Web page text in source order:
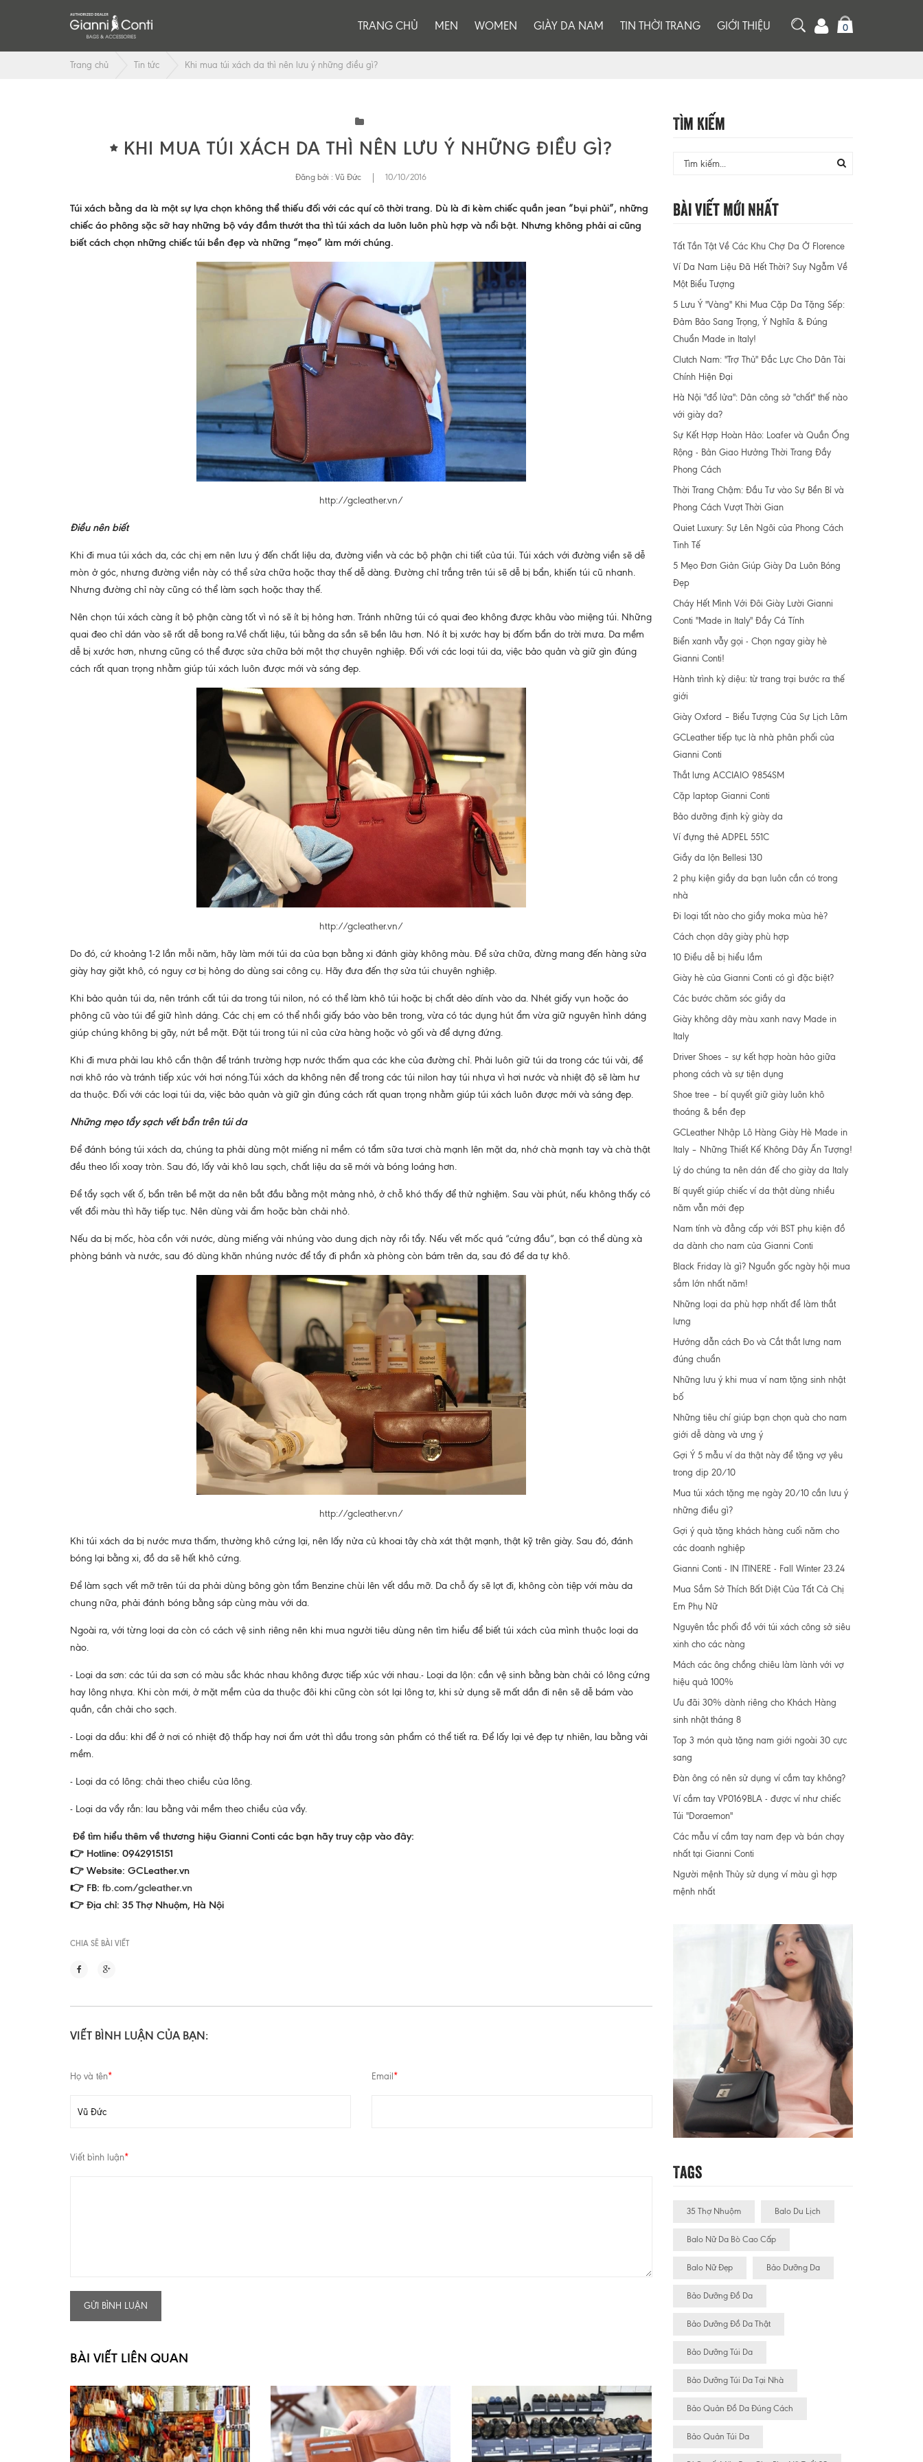
TRANG CHỦ MEN WOMEN GIÀY DA NAM TIN THỜI TRANG GIỚI THIỆU 0
Trang chủ Tin tức Khi mua túi xách da thì nên lưu ý những điều gì?
KHI MUA TÚI XÁCH DA THÌ NÊN LƯU Ý NHỮNG ĐIỀU GÌ?
Đăng bởi :Vũ Đức 10/10/2016
Túi xách bằng da là một sự lựa chọn không thể thiếu đối với các quí cô thời trang. Dù là đi kèm chiếc quần jean “bụi phủi”, những
chiếc áo phông sặc sỡ hay những bộ váy đầm thướt tha thì túi xách da luôn luôn phù hợp và nổi bật. Nhưng không phải ai cũng
biết cách chọn những chiếc túi bền đẹp và những “mẹo” làm mới chúng.
http://gcleather.vn/
Điều nên biết
Khi đi mua túi xách da, các chị em nên lưu ý đến chất liệu da, đường viền và các bộ phận chi tiết của túi. Túi xách với đường viền sẽ dễ
mòn ở góc, nhưng đường viền này có thể sửa chữa hoặc thay thế dễ dàng. Đường chỉ trắng trên túi sẽ dễ bị bẩn, khiến túi cũ nhanh.
Nhưng đường chỉ này cũng có thể làm sạch hoặc thay thế.
Nên chọn túi xách càng ít bộ phận càng tốt vì nó sẽ ít bị hỏng hơn. Tránh những túi có quai đeo không được khâu vào miệng túi. Những
quai đeo chỉ dán vào sẽ rất dễ bong ra.Về chất liệu, túi bằng da sần sẽ bền lâu hơn. Nó ít bị xước hay bị đốm bẩn do trời mưa. Da mềm
dễ bị xước hơn, nhưng cũng có thể được sửa chữa bởi một thợ chuyên nghiệp. Đối với các loại túi da, việc bảo quản và giữ gìn đúng
cách rất quan trọng nhằm giúp túi xách luôn được mới và sáng đẹp.
http://gcleather.vn/
Do đó, cứ khoảng 1-2 lần mỗi năm, hãy làm mới túi da của bạn bằng xi đánh giày không màu. Để sửa chữa, đừng mang đến hàng sửa
giày hay giặt khô, có nguy cơ bị hỏng do dùng sai công cụ. Hãy đưa đến thợ sửa túi chuyên nghiệp.
Khi bảo quản túi da, nên tránh cất túi da trong túi nilon, nó có thể làm khô túi hoặc bị chất dẻo dính vào da. Nhét giấy vụn hoặc áo
phông cũ vào túi để giữ hình dáng. Các chị em có thể nhồi giấy báo vào bên trong, vừa có tác dụng hút ẩm vừa giữ nguyên hình dáng
giúp chúng không bị gãy, nứt bề mặt. Đặt túi trong túi nỉ của cửa hàng hoặc vỏ gối và để dựng đứng.
Khi đi mưa phải lau khô cẩn thận để tránh trường hợp nước thấm qua các khe của đường chỉ. Phải luôn giữ túi da trong các túi vải, để
nơi khô ráo và tránh tiếp xúc với hơi nóng.Túi xách da không nên để trong các túi nilon hay túi nhựa vì hơi nước và nhiệt độ sẽ làm hư
da thuộc. Đối với các loại túi da, việc bảo quản và giữ gìn đúng cách rất quan trọng nhằm giúp túi xách luôn được mới và sáng đẹp.
Những mẹo tẩy sạch vết bẩn trên túi da
Để đánh bóng túi xách da, chúng ta phải dùng một miếng nỉ mềm có tẩm sữa tươi chà mạnh lên mặt da, nhớ chà mạnh tay và chà thật
đều theo lối xoay tròn. Sau đó, lấy vải khô lau sạch, chất liệu da sẽ mới và bóng loáng hơn.
Để tẩy sạch vết ố, bẩn trên bề mặt da nên bắt đầu bằng một mảng nhỏ, ở chỗ khó thấy để thử nghiệm. Sau vài phút, nếu không thấy có
vết đổi màu thì hãy tiếp tục. Nên dùng vải ẩm hoặc bàn chải nhỏ.
Nếu da bị mốc, hòa cồn với nước, dùng miếng vải nhúng vào dung dịch này rồi tẩy. Nếu vết mốc quá “cứng đầu”, bạn có thể dùng xà
phòng bánh và nước, sau đó dùng khăn nhúng nước để tẩy đi phần xà phòng còn bám trên da, sau đó để da tự khô.
http://gcleather.vn/
Khi túi xách da bị nước mưa thấm, thường khô cứng lại, nên lấy nửa củ khoai tây chà xát thật mạnh, thật kỹ trên giày. Sau đó, đánh
bóng lại bằng xi, đồ da sẽ hết khô cứng.
Để làm sạch vết mỡ trên túi da phải dùng bông gòn tẩm Benzine chùi lên vết dầu mỡ. Da chỗ ấy sẽ lợt đi, không còn tiệp với màu da
chung nữa, phải đánh bóng bằng sáp cùng màu với da.
Ngoài ra, với từng loại da còn có cách vệ sinh riêng nên khi mua người tiêu dùng nên tìm hiểu để biết túi xách của mình thuộc loại da
nào.
- Loại da sơn: các túi da sơn có màu sắc khác nhau không được tiếp xúc với nhau.- Loại da lộn: cần vệ sinh bằng bàn chải có lông cứng
hay lông nhựa. Khi còn mới, ở mặt mềm của da thuộc đôi khi cũng còn sót lại lông tơ, khi sử dụng sẽ mất dần đi nên sẽ dễ bám vào
quần, cần chải cho sạch.
- Loại da dầu: khi để ở nơi có nhiệt độ thấp hay nơi ẩm ướt thì dầu trong sản phẩm có thể tiết ra. Để lấy lại vẻ đẹp tự nhiên, lau bằng vải
mềm.
- Loại da có lông: chải theo chiều của lông.
- Loại da vẩy rắn: lau bằng vải mềm theo chiều của vẩy.
Để tìm hiểu thêm về thương hiệu Gianni Conti các bạn hãy truy cập vào đây:
👉 Hotline: 0942915151
👉 Website: GCLeather.vn
👉 FB: fb.com/gcleather.vn
👉 Địa chỉ: 35 Thợ Nhuộm, Hà Nội
CHIA SẼ BÀI VIẾT
VIẾT BÌNH LUẬN CỦA BẠN:
Họ và tên* Email *
Viết bình luận*
GỬI BÌNH LUẬN
BÀI VIẾT LIÊN QUAN
Tìm Kiếm
Bài Viết Mới Nhất
Tất Tần Tật Về Các Khu Chợ Da Ở Florence
Ví Da Nam Liệu Đã Hết Thời? Suy Ngẫm Về
Một Biểu Tượng
5 Lưu Ý "Vàng" Khi Mua Cặp Da Tặng Sếp:
Đảm Bảo Sang Trọng, Ý Nghĩa & Đúng
Chuẩn Made in Italy!
Clutch Nam: "Trợ Thủ" Đắc Lực Cho Dân Tài
Chính Hiện Đại
Hà Nội "đổ lửa": Dân công sở "chất" thế nào
với giày da?
Sự Kết Hợp Hoàn Hảo: Loafer và Quần Ống
Rộng - Bản Giao Hưởng Thời Trang Đầy
Phong Cách
Thời Trang Chậm: Đầu Tư vào Sự Bền Bỉ và
Phong Cách Vượt Thời Gian
Quiet Luxury: Sự Lên Ngôi của Phong Cách
Tinh Tế
5 Mẹo Đơn Giản Giúp Giày Da Luôn Bóng
Đẹp
Cháy Hết Mình Với Đôi Giày Lười Gianni
Conti "Made in Italy" Đầy Cá Tính
Biển xanh vẫy gọi - Chọn ngay giày hè
Gianni Conti!
Hành trình kỳ diệu: từ trang trại bước ra thế
giới
Giày Oxford – Biểu Tượng Của Sự Lịch Lãm
GCLeather tiếp tục là nhà phân phối của
Gianni Conti
Thắt lưng ACCIAIO 9854SM
Cặp laptop Gianni Conti
Bảo dưỡng định kỳ giày da
Ví đựng thẻ ADPEL 551C
Giầy da lộn Bellesi 130
2 phụ kiện giầy da bạn luôn cần có trong
nhà
Đi loại tất nào cho giầy moka mùa hè?
Cách chọn dây giày phù hợp
10 Điều dễ bị hiểu lầm
Giày hè của Gianni Conti có gì đặc biệt?
Các bước chăm sóc giầy da
Giày không dây màu xanh navy Made in
Italy
Driver Shoes – sự kết hợp hoàn hảo giữa
phong cách và sự tiện dụng
Shoe tree – bí quyết giữ giày luôn khô
thoáng & bền đẹp
GCLeather Nhập Lô Hàng Giày Hè Made in
Italy – Những Thiết Kế Không Dây Ấn Tượng!
Lý do chúng ta nên dán đế cho giày da Italy
Bí quyết giúp chiếc ví da thật dùng nhiều
năm vẫn mới đẹp
Nam tính và đẳng cấp với BST phụ kiện đồ
da dành cho nam của Gianni Conti
Black Friday là gì? Nguồn gốc ngày hội mua
sắm lớn nhất năm!
Những loại da phù hợp nhất để làm thắt
lưng
Hướng dẫn cách Đo và Cắt thắt lưng nam
đúng chuẩn
Những lưu ý khi mua ví nam tặng sinh nhật
bố
Những tiêu chí giúp bạn chọn quà cho nam
giới dễ dàng và ưng ý
Gợi Ý 5 mẫu ví da thật này để tặng vợ yêu
trong dịp 20/10
Mua túi xách tặng mẹ ngày 20/10 cần lưu ý
những điều gì?
Gợi ý quà tặng khách hàng cuối năm cho
các doanh nghiệp
Gianni Conti - IN ITINERE - Fall Winter 23.24
Mua Sắm Sở Thích Bất Diệt Của Tất Cả Chị
Em Phụ Nữ
Nguyên tắc phối đồ với túi xách công sở siêu
xinh cho các nàng
Mách các ông chồng chiêu làm lành với vợ
hiệu quả 100%
Ưu đãi 30% dành riêng cho Khách Hàng
sinh nhật tháng 8
Top 3 món quà tặng nam giới ngoài 30 cực
sang
Đàn ông có nên sử dụng ví cầm tay không?
Ví cầm tay VP0169BLA - được ví như chiếc
Túi "Doraemon"
Các mẫu ví cầm tay nam đẹp và bán chạy
nhất tại Gianni Conti
Người mệnh Thủy sử dụng ví màu gì hợp
mệnh nhất
Tags
35 Thợ Nhuộm Balo Du Lịch
Balo Nữ Da Bò Cao Cấp
Balo Nữ Đẹp Bảo Dưỡng Da
Bảo Dưỡng Đồ Da
Bảo Dưỡng Đồ Da Thật
Bảo Dưỡng Túi Da
Bảo Dưỡng Túi Da Tại Nhà
Bảo Quản Đồ Da Đúng Cách
Bảo Quản Túi Da